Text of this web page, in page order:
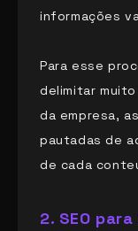
informações
Para esse
delimitar
da empresa,
pautadas de
de cada
2. SEO